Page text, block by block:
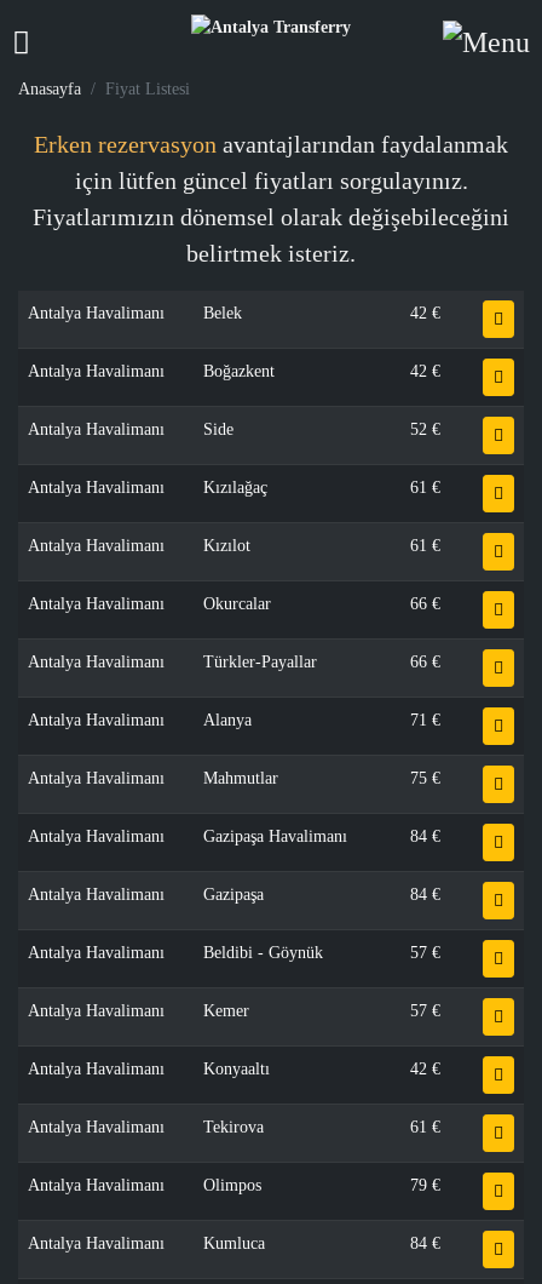
Anasayfa Fiyat Listesi
Erken rezervasyon avantajlarından faydalanmak
için lütfen güncel fiyatları sorgulayınız.
Fiyatlarımızın dönemsel olarak değişebileceğini
belirtmek isteriz.
Antalya Havalimanı Belek 42 €
Antalya Havalimanı Boğazkent 42 €
Antalya Havalimanı Side 52 €
Antalya Havalimanı Kızılağaç 61 €
Antalya Havalimanı Kızılot 61 €
Antalya Havalimanı Okurcalar 66 €
Antalya Havalimanı Türkler-Payallar 66 €
Antalya Havalimanı Alanya 71 €
Antalya Havalimanı Mahmutlar 75 €
Antalya Havalimanı Gazipaşa Havalimanı 84 €
Antalya Havalimanı Gazipaşa 84 €
Antalya Havalimanı Beldibi - Göynük 57 €
Antalya Havalimanı Kemer 57 €
Antalya Havalimanı Konyaaltı 42 €
Antalya Havalimanı Tekirova 61 €
Antalya Havalimanı Olimpos 79 €
Antalya Havalimanı Kumluca 84 €